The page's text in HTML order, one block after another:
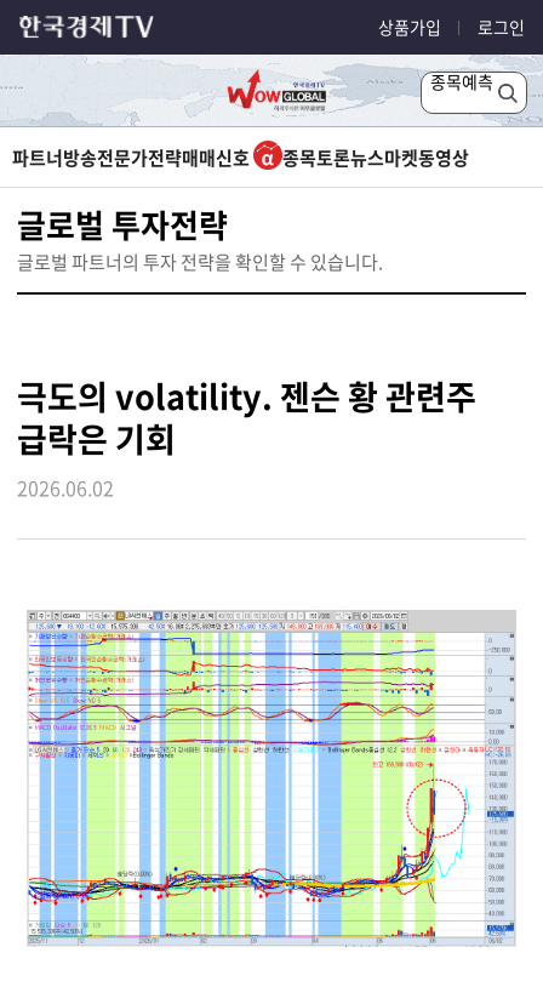
상품가입 로그인
종목예측
파트너방송전문가전략매매신호 종목토론뉴스마켓동영상
글로벌 투자전략
글로벌 파트너의 투자 전략을 확인할 수 있습니다.
극도의 volatility. 젠슨 황 관련주
급락은 기회
2026.06.02